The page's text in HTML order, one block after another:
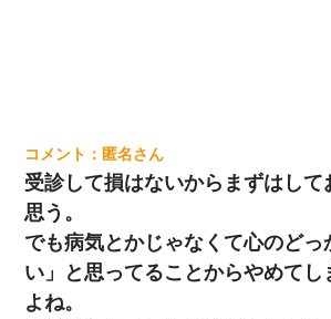
匿名
受診して損はないからまずはして
思う。
でも病気とかじゃなくて心のどっ
い」と思ってることからやめてし
よね。